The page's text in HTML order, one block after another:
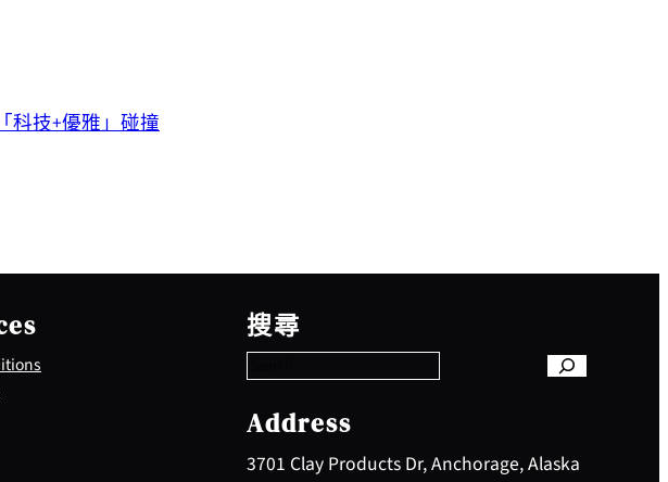
科技+優雅」碰撞
搜尋
e
a
c
h
Address
3701 Clay Products Dr, Anchorage, Alaska